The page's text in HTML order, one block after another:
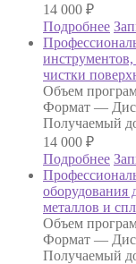
14 000 ₽
Подробнее
инструментов,
чистки
Объем
Формат —
Получаемый
14 000 ₽
Подробнее
оборудования
металлов и
Объем
Формат —
Получаемый